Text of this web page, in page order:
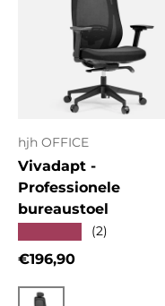
hjh OFFICE
Vivadapt -
Professionele
bureaustoel
(2)
Reguliere prijs
€196,90